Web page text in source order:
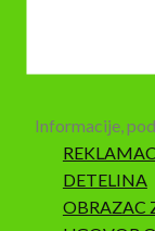
Informacije,
DETELINA
OBRAZAC